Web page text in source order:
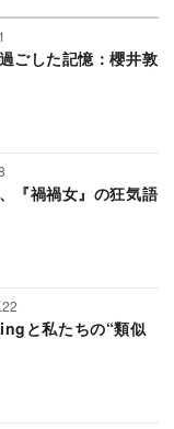
ごした記憶：櫻井敦
『禍禍女』の狂気語
と私たちの“類似